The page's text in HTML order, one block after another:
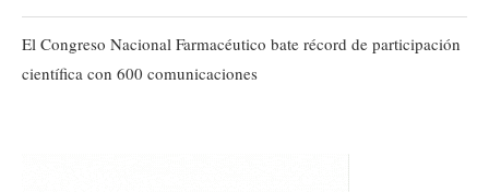
El Congreso Nacional Farmacéutico bate récord de participación
científica con 600 comunicaciones